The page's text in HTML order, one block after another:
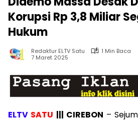
Korupsi Rp 3,8 Miliar
Hukum
Redaktur ELTV Satu
1 Min Baca
7 Maret 2025
ELTV SATU ||| CIREBON –